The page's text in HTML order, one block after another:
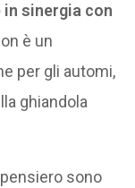
sinergia con
è un
per gli automi,
ghiandola
sono